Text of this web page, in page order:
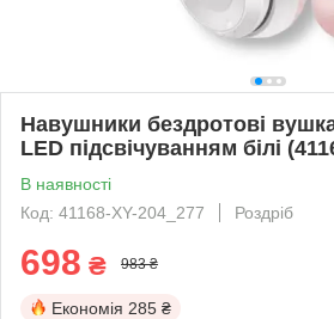
Навушники бездротові
LED підсвічуванням білі
В наявності
Код: 41168-XY-204_277
Роздріб
698 ₴ 983 ₴
Економія 285 ₴